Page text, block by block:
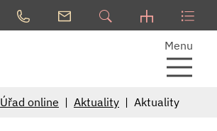
Menu
Úřad online Aktuality Aktuality